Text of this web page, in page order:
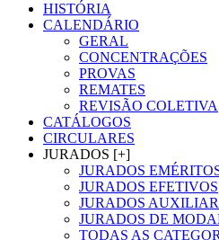
HISTÓRIA
CALENDÁRIO
GERAL
CONCENTRAÇÕES
PROVAS
REMATES
REVISÃO COLETIVA
CATÁLOGOS
CIRCULARES
JURADOS [+]
JURADOS
JURADOS EFETIVOS
JURADOS
JURADOS DE
TODAS AS